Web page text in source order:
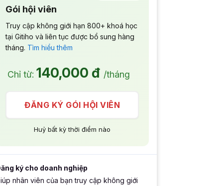
Gói hội viên
Truy cập không giới hạn 800+ khoá học
tại Gitiho và liên tục được bổ sung hàng
tháng. Tìm hiểu thêm
Chỉ từ: 140,000 đ /tháng
ĐĂNG KÝ GÓI HỘI VIÊN
Huỷ bất kỳ thời điểm nào
ký cho doanh nghiệp
nhân viên của bạn truy cập không giới